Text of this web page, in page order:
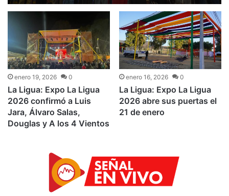
enero 19, 2026 0
La Ligua: Expo La Ligua
2026 confirmó a Luis
Jara, Álvaro Salas,
Douglas y A los 4 Vientos
enero 16, 2026 0
La Ligua: Expo La Ligua
2026 abre sus puertas el
21 de enero